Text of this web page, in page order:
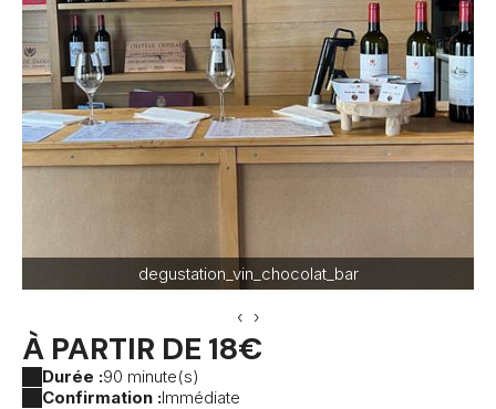
degustation_vin_chocolat_bar
‹ ›
À PARTIR DE 18€
Durée :90 minute(s)
Confirmation :Immédiate